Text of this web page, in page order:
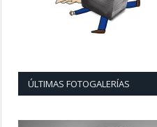
ÚLTIMAS FOTOGALERÍAS